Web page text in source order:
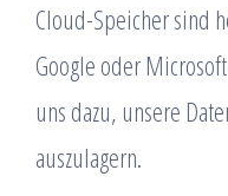
Cloud-Speicher sind
Google oder
uns dazu, unsere
auszulagern.